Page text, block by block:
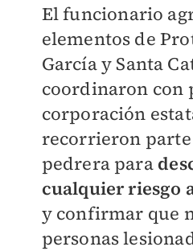
El funcionario
elementos de
García y Santa
coordinaron con
corporación
recorrieron parte
pedrera para
cualquier riesgo
y confirmar que
personas